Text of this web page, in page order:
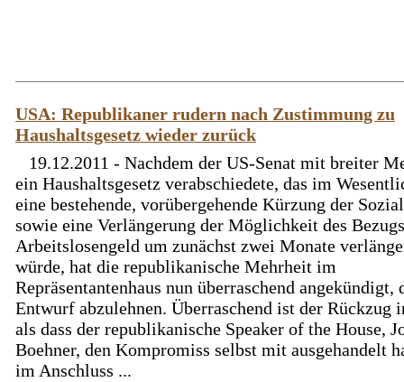
USA: Republikaner rudern nach Zustimmung zu
Haushaltsgesetz wieder zurück
19.12.2011 - Nachdem der US-Senat mit breiter
ein Haushaltsgesetz verabschiedete, das im
eine bestehende, vorübergehende Kürzung der
sowie eine Verlängerung der Möglichkeit des
Arbeitslosengeld um zunächst zwei Monate
würde, hat die republikanische Mehrheit im
Repräsentantenhaus nun überraschend angekündigt,
Entwurf abzulehnen. Überraschend ist der Rückzug
als dass der republikanische Speaker of the House,
Boehner, den Kompromiss selbst mit ausgehandelt
im Anschluss ...